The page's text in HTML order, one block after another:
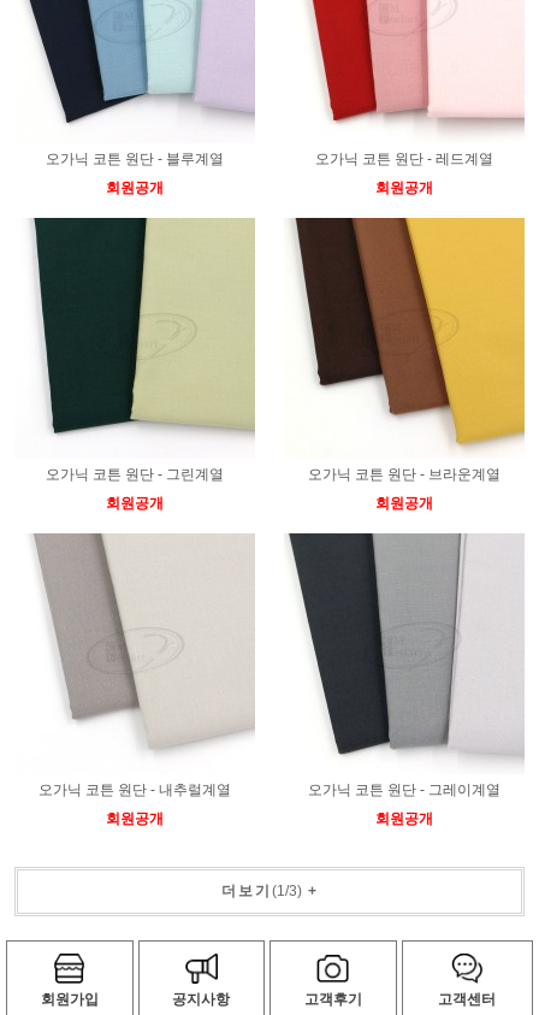
오가닉 코튼 원단 - 블루계열
회원공개
오가닉 코튼 원단 - 레드계열
회원공개
오가닉 코튼 원단 - 그린계열
회원공개
오가닉 코튼 원단 - 브라운계열
회원공개
오가닉 코튼 원단 - 내추럴계열
회원공개
오가닉 코튼 원단 - 그레이계열
회원공개
더보기 (1/3)+
회원가입 공지사항 고객후기 고객센터